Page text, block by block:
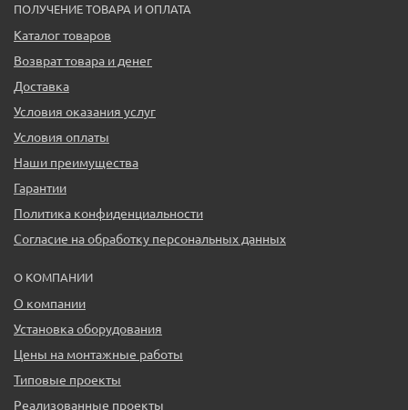
ПОЛУЧЕНИЕ ТОВАРА И ОПЛАТА
Каталог товаров
Возврат товара и денег
Доставка
Условия оказания услуг
Условия оплаты
Наши преимущества
Гарантии
Политика конфиденциальности
Согласие на обработку персональных данных
О КОМПАНИИ
О компании
Установка оборудования
Цены на монтажные работы
Типовые проекты
Реализованные проекты